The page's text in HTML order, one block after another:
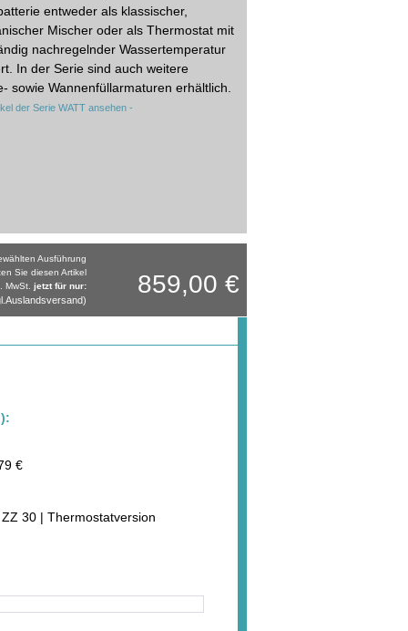
entweder als klassischer,
Mischer oder als Thermostat mit
nachregelnder Wassertemperatur
In der Serie sind auch weitere
sowie Wannenfüllarmaturen erhältlich.
der Serie WATT ansehen -
Ausführung
Sie diesen Artikel
MwSt. jetzt für nur: 859,00 €
€
30 | Thermostatversion